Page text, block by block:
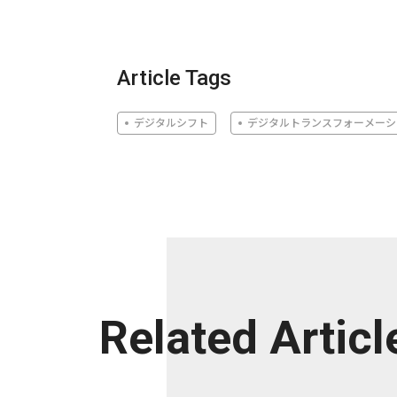
Article Tags
デジタルシフト デジタルトランスフォーメー
Related